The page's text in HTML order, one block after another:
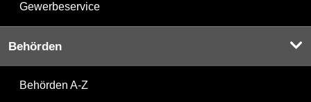
Gewerbeservice
Behörden
Behörden A-Z